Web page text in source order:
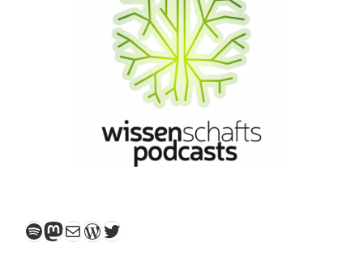
Spotify
Mastodon
E-MailWordPress
Twitter